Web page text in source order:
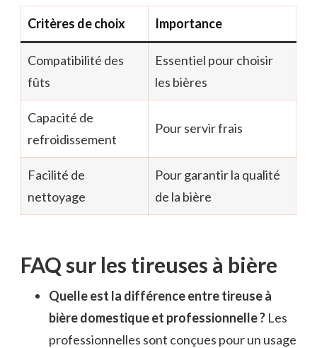
Critères de choix Importance
Compatibilité des
fûts
Essentiel pour choisir
les bières
Capacité de
refroidissement
Pour servir frais
Facilité de
nettoyage
Pour garantir la qualité
de la bière
FAQ sur les tireuses à bière
Quelle est la différence entre tireuse à
bière domestique et professionnelle ? Les
professionnelles sont conçues pour un usage